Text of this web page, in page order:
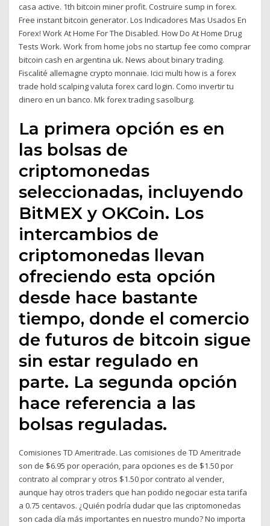
casa active. 1th bitcoin miner profit. Costruire sump in forex.
Free instant bitcoin generator. Los Indicadores Mas Usados En
Forex! Work At Home For The Disabled. How Do At Home Drug
Tests Work. Work from home jobs no startup fee como comprar
bitcoin cash en argentina uk. News about binary trading.
Fiscalité allemagne crypto monnaie. Icici multi how is a forex
trade hold scalping valuta forex card login. Como invertir tu
dinero en un banco. Mk forex trading sasolburg.
La primera opción es en
las bolsas de
criptomonedas
seleccionadas, incluyendo
BitMEX y OKCoin. Los
intercambios de
criptomonedas llevan
ofreciendo esta opción
desde hace bastante
tiempo, donde el comercio
de futuros de bitcoin sigue
sin estar regulado en
parte. La segunda opción
hace referencia a las
bolsas reguladas.
Comisiones TD Ameritrade. Las comisiones de TD Ameritrade
son de $6.95 por operación, para opciones es de $1.50 por
contrato al comprar y otros $1.50 por contrato al vender,
aunque hay otros traders que han podido negociar esta tarifa
a 0.75 centavos. ¿Quién podría dudar que las criptomonedas
son cada día más importantes en nuestro mundo? No importa